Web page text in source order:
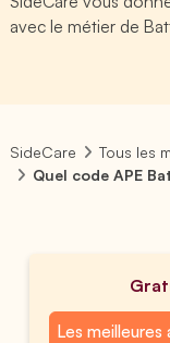
avec le métier de
SideCare Tous les
Quel code APE
Les